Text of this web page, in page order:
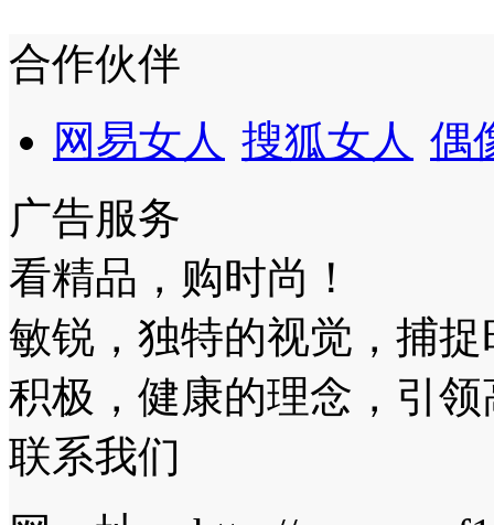
合作伙伴
网易女人 搜狐女人 偶
广告服务
看精品，购时尚！
敏锐，独特的视觉，捕
积极，健康的理念，引
联系我们